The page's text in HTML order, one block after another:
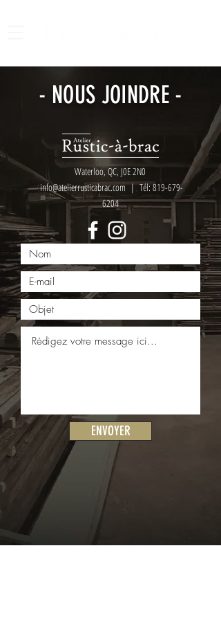
- NOUS JOINDRE -
Waterloo, QC, J0E 2N0
info@atelierrusticabrac.com| Tél: 819-679-
6204
ENVOYER